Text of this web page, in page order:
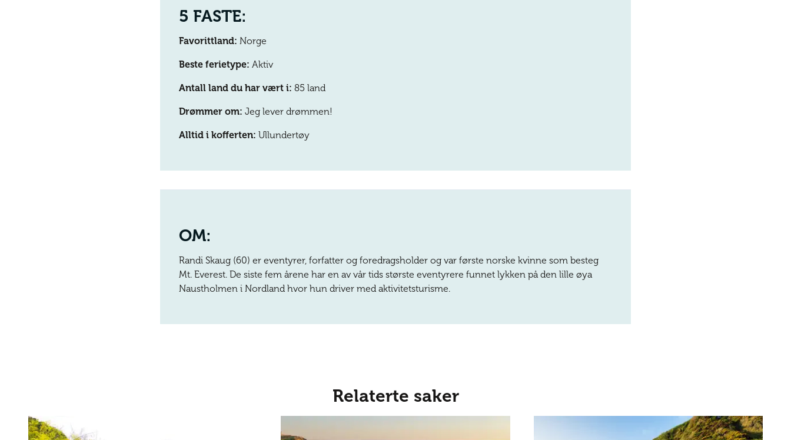
5 FASTE:
Favorittland: Norge
Beste ferietype: Aktiv
Antall land du har vært i: 85 land
Drømmer om: Jeg lever drømmen!
Alltid i kofferten: Ullundertøy
OM:
Randi Skaug (60) er eventyrer, forfatter og foredragsholder og var første norske kvinne som besteg
Mt. Everest. De siste fem årene har en av vår tids største eventyrere funnet lykken på den lille øya
Naustholmen i Nordland hvor hun driver med aktivitetsturisme.
Relaterte saker